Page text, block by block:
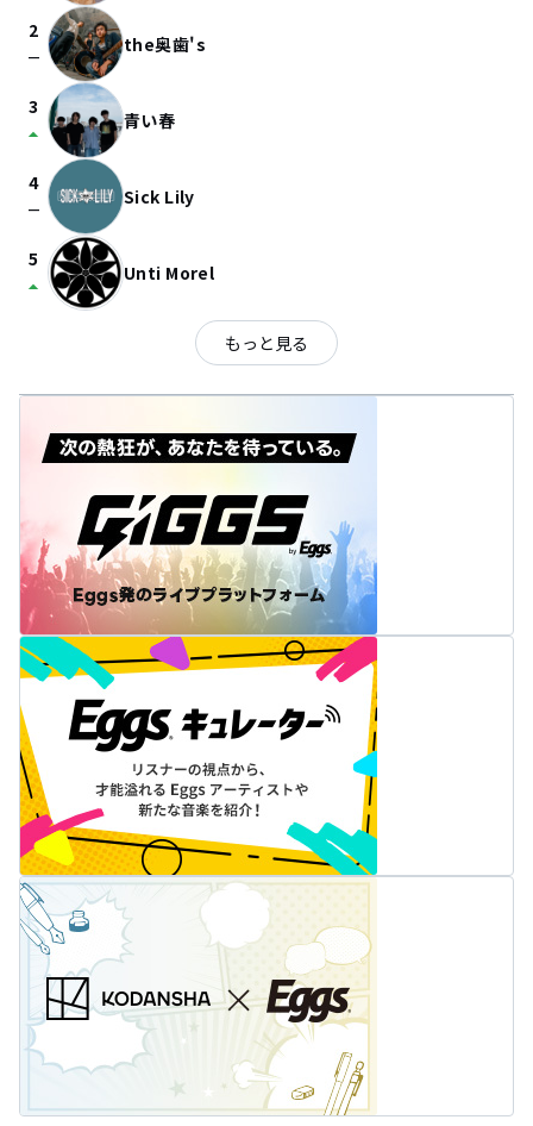
2
check_indeterminate_small the奥歯's
3
arrow_drop_up 青い春
4
check_indeterminate_small Sick Lily
5
arrow_drop_up Unti Morel
もっと見る